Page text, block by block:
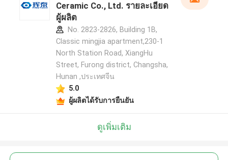
Ceramic Co., Ltd. รายละเอียด
ผู้ผลิต
No. 2823-2826, Building 1B,
Classic mingjia apartment,230-1
North Station Road, XiangHu
Street, Furong district, Changsha,
Hunan ,ประเทศจีน
5.0
ผู้ผลิตได้รับการยืนยัน
ดูเพิ่มเติม